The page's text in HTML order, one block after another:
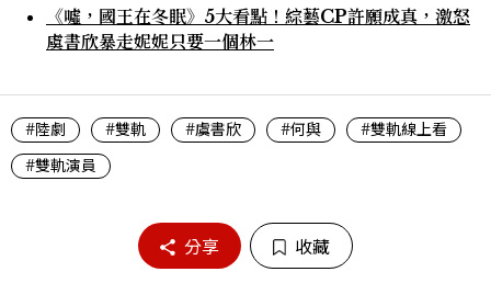
《噓，國王在冬眠》5大看點！綜藝CP許願成真，激怒
虞書欣暴走妮妮只要一個林一
#陸劇 #雙軌 #虞書欣 #何與
#雙軌線上看
#雙軌演員
分享 收藏